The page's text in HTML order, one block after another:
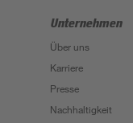
Unternehmen
Über uns
Karriere
Presse
Nachhaltigkeit